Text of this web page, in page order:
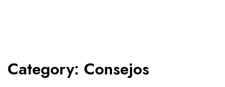
Category: Consejos